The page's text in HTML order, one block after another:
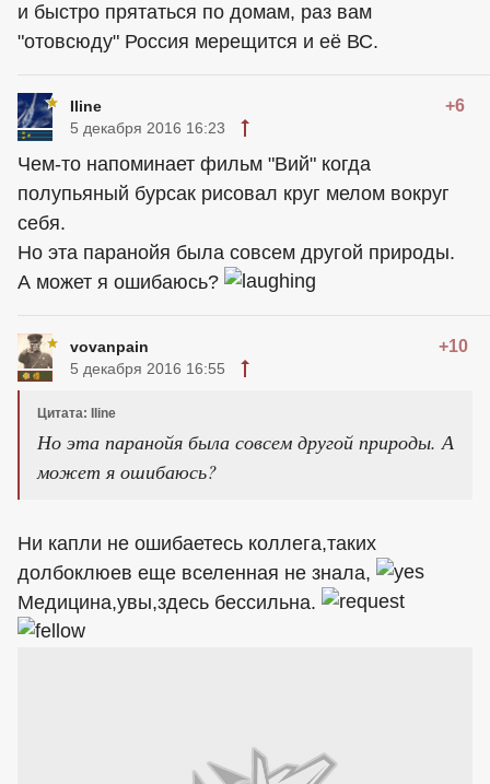
и быстро прятаться по домам, раз вам
"отовсюду" Россия мерещится и её ВС.
Iline +6
5 декабря 2016 16:23
Чем-то напоминает фильм "Вий" когда
полупьяный бурсак рисовал круг мелом вокруг
себя.
Но эта паранойя была совсем другой природы.
А может я ошибаюсь?
vovanpain +10
5 декабря 2016 16:55
Цитата: Iline
Но эта паранойя была совсем другой природы. А
может я ошибаюсь?
Ни капли не ошибаетесь коллега,таких
долбоклюев еще вселенная не знала,
Медицина,увы,здесь бессильна.